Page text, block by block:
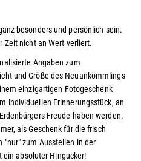
besonders und persönlich sein.
Zeit nicht an Wert verliert.
Angaben zum
und Größe des Neuankömmlings
einzigartigen Fotogeschenk
individuellen Erinnerungsstück, an
Freude haben werden.
als Geschenk für die frisch
"nur" zum Ausstellen in der
ein absoluter Hingucker!